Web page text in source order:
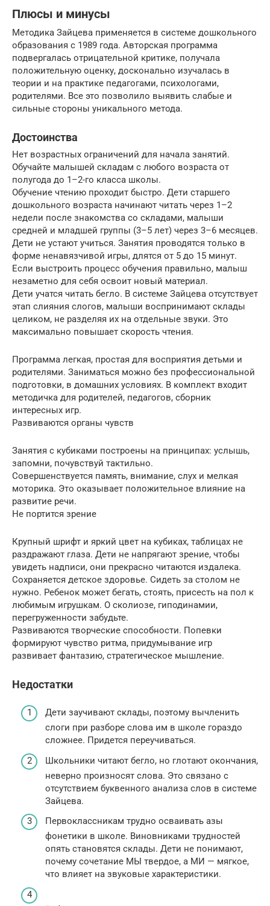
Плюсы и минусы
Методика Зайцева применяется в системе дошкольного
образования с 1989 года. Авторская программа
подвергалась отрицательной критике, получала
положительную оценку, досконально изучалась в
теории и на практике педагогами, психологами,
родителями. Все это позволило выявить слабые и
сильные стороны уникального метода.
Достоинства
Нет возрастных ограничений для начала занятий.
Обучайте малышей складам с любого возраста от
полугода до 1–2-го класса школы.
Обучение чтению проходит быстро. Дети старшего
дошкольного возраста начинают читать через 1–2
недели после знакомства со складами, малыши
средней и младшей группы (3–5 лет) через 3–6 месяцев.
Дети не устают учиться. Занятия проводятся только в
форме ненавязчивой игры, длятся от 5 до 15 минут.
Если выстроить процесс обучения правильно, малыш
незаметно для себя освоит новый материал.
Дети учатся читать бегло. В системе Зайцева отсутствует
этап слияния слогов, малыши воспринимают склады
целиком, не разделяя их на отдельные звуки. Это
максимально повышает скорость чтения.
Программа легкая, простая для восприятия детьми и
родителями. Заниматься можно без профессиональной
подготовки, в домашних условиях. В комплект входит
методичка для родителей, педагогов, сборник
интересных игр.
Развиваются органы чувств
Занятия с кубиками построены на принципах: услышь,
запомни, почувствуй тактильно.
Совершенствуется память, внимание, слух и мелкая
моторика. Это оказывает положительное влияние на
развитие речи.
Не портится зрение
Крупный шрифт и яркий цвет на кубиках, таблицах не
раздражают глаза. Дети не напрягают зрение, чтобы
увидеть надписи, они прекрасно читаются издалека.
Сохраняется детское здоровье. Сидеть за столом не
нужно. Ребенок может бегать, стоять, присесть на пол к
любимым игрушкам. О сколиозе, гиподинамии,
перегруженности забудьте.
Развиваются творческие способности. Попевки
формируют чувство ритма, придумывание игр
развивает фантазию, стратегическое мышление.
Недостатки
Дети заучивают склады, поэтому вычленить
слоги при разборе слова им в школе гораздо
сложнее. Придется переучиваться.
Школьники читают бегло, но глотают окончания,
неверно произносят слова. Это связано с
отсутствием буквенного анализа слов в системе
Зайцева.
Первоклассникам трудно осваивать азы
фонетики в школе. Виновниками трудностей
опять становятся склады. Дети не понимают,
почему сочетание МЫ твердое, а МИ — мягкое,
что влияет на звуковые характеристики.